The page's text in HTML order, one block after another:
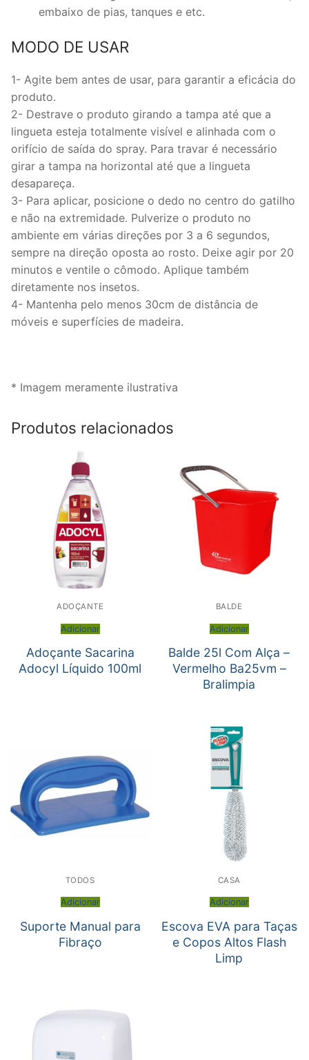
embaixo de pias, tanques e etc.
MODO DE USAR
1- Agite bem antes de usar, para garantir a eficácia do
produto.
2- Destrave o produto girando a tampa até que a
lingueta esteja totalmente visível e alinhada com o
orifício de saída do spray. Para travar é necessário
girar a tampa na horizontal até que a lingueta
desapareça.
3- Para aplicar, posicione o dedo no centro do gatilho
e não na extremidade. Pulverize o produto no
ambiente em várias direções por 3 a 6 segundos,
sempre na direção oposta ao rosto. Deixe agir por 20
minutos e ventile o cômodo. Aplique também
diretamente nos insetos.
4- Mantenha pelo menos 30cm de distância de
móveis e superfícies de madeira.
* Imagem meramente ilustrativa
Produtos relacionados
ADOÇANTE
Adicionar
Adoçante Sacarina
Adocyl Líquido 100ml
BALDE
Adicionar
Balde 25l Com Alça –
Vermelho Ba25vm –
Bralimpia
TODOS
Adicionar
Suporte Manual para
Fibraço
CASA
Adicionar
Escova EVA para Taças
e Copos Altos Flash
Limp